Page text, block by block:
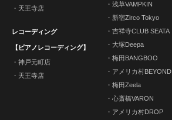
天王寺店
レコーディング
【ピアノレコーディング】
神戸元町店
天王寺店
浅草VAMPKIN
新宿Zirco Tokyo
吉祥寺CLUB SEATA
大塚Deepa
梅田BANGBOO
アメリカ村BEYOND
梅田Zeela
心斎橋VARON
アメリカ村DROP